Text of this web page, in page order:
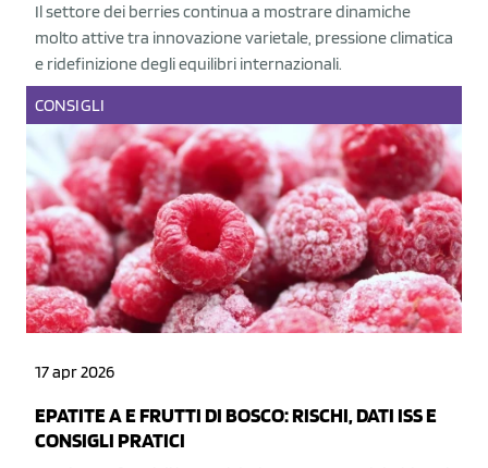
Il settore dei berries continua a mostrare dinamiche
molto attive tra innovazione varietale, pressione climatica
e ridefinizione degli equilibri internazionali.
CONSIGLI
17 apr 2026
EPATITE A E FRUTTI DI BOSCO: RISCHI, DATI ISS E
CONSIGLI PRATICI